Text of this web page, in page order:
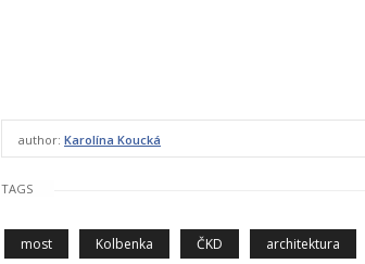
author: Karolína Koucká
TAGS
most Kolbenka ČKD architektura